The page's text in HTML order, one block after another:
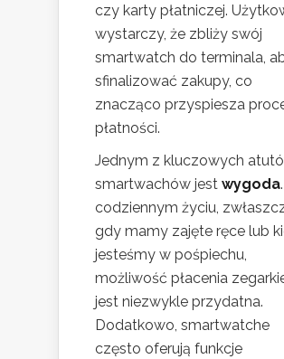
czy karty płatniczej.
wystarczy, że zbliży swój
smartwatch do terminala,
sfinalizować zakupy, co
znacząco przyspiesza
płatności.
Jednym z kluczowych
smartwachów jest wygoda
codziennym życiu,
gdy mamy zajęte ręce lub
jesteśmy w pośpiechu,
możliwość płacenia
jest niezwykle przydatna.
Dodatkowo, smartwatche
często oferują funkcje